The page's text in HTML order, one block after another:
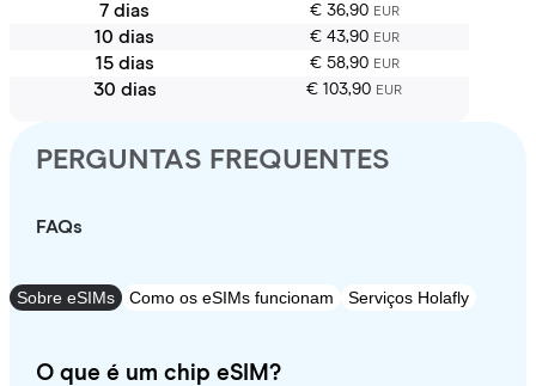
7 dias € 36,90 EUR
10 dias € 43,90 EUR
15 dias € 58,90 EUR
30 dias € 103,90 EUR
PERGUNTAS FREQUENTES
FAQs
Sobre eSIMs Como os eSIMs funcionam Serviços Holafly
O que é um chip eSIM?